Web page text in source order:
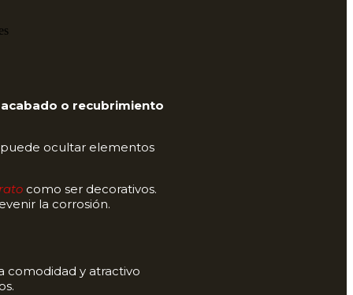
acabado o recubrimiento
ocultar elementos
como ser decorativos.
la corrosión.
comodidad y atractivo